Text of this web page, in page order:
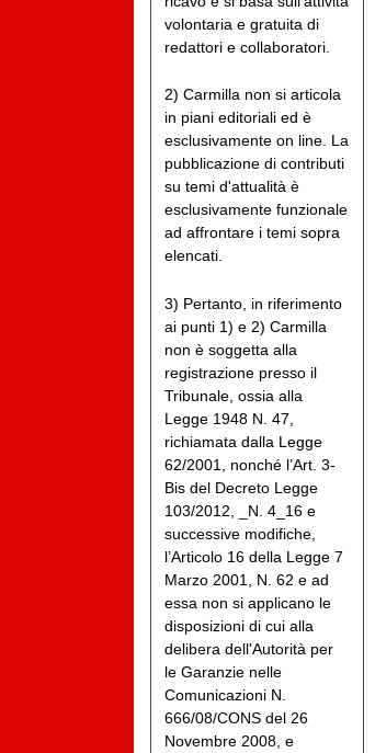
volontaria e gratuita di
redattori e collaboratori.
2) Carmilla non si articola
in piani editoriali ed è
esclusivamente on line. La
pubblicazione di contributi
su temi d'attualità è
esclusivamente funzionale
ad affrontare i temi sopra
elencati.
3) Pertanto, in riferimento
ai punti 1) e 2) Carmilla
non è soggetta alla
registrazione presso il
Tribunale, ossia alla
Legge 1948 N. 47,
richiamata dalla Legge
62/2001, nonché l’Art. 3-
Bis del Decreto Legge
103/2012, _N. 4_16 e
successive modifiche,
l’Articolo 16 della Legge 7
Marzo 2001, N. 62 e ad
essa non si applicano le
disposizioni di cui alla
delibera dell'Autorità per
le Garanzie nelle
Comunicazioni N.
666/08/CONS del 26
Novembre 2008, e